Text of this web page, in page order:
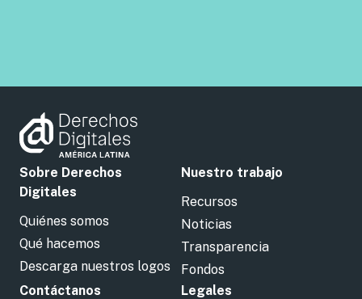
Sobre Derechos
Digitales
Quiénes somos
Qué hacemos
Descarga nuestros logos
Nuestro trabajo
Recursos
Noticias
Transparencia
Fondos
Contáctanos
Legales